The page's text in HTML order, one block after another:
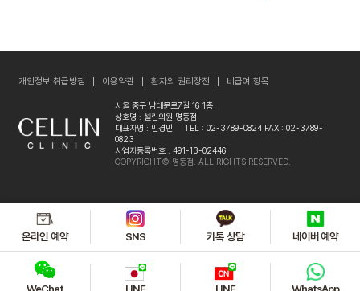
개인정보 취급방침 이용약관 환자의 권리장전 비급여 항목
서울 중구 남대문로7길 16 1층
상호명 : 셀린의원 명동점
대표자명 : 민경민
TEL : 02-3789-0824 FAX : 02-3789-
0823
사업자등록번호 : 491-13-02446
COPYRIGHT© 명동점. ALL RIGHTS RESERVED.
온라인 예약 SNS 카톡 상담 네이버 예약